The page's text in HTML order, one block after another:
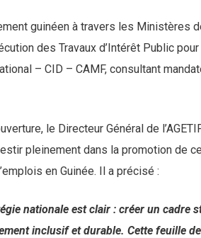
guinéen à travers les Ministères
des Travaux d’Intérêt Public
– CID – CAMF, consultant
le Directeur Général de
pleinement dans la promotion de
en Guinée. Il a précisé :
nationale est clair : créer un
inclusif et durable. Cette feuille